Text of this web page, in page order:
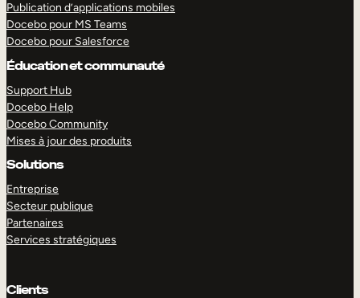
Publication d’applications mobiles
Docebo pour MS Teams
Docebo pour Salesforce
Éducation et communauté
Support Hub
Docebo Help
Docebo Community
Mises à jour des produits
Solutions
Entreprise
Secteur publique
Partenaires
Services stratégiques
Clients